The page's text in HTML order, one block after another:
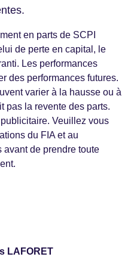
en parts de SCPI
de perte en capital, le
Les performances
des performances futures.
varier à la hausse ou à
pas la revente des parts.
Veuillez vous
du FIA et au
avant de prendre toute
LAFORET